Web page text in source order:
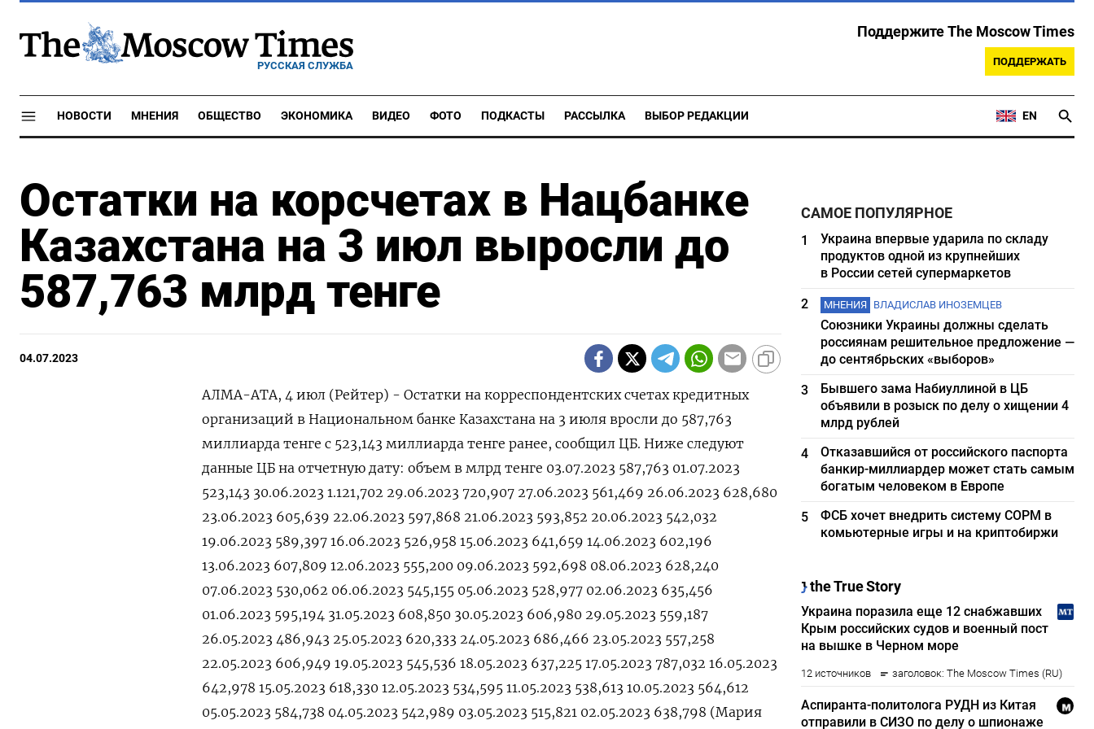
РУССКАЯ СЛУЖБА
Поддержите The Moscow Times
ПОДДЕРЖАТЬ
НОВОСТИ МНЕНИЯ ОБЩЕСТВО ЭКОНОМИКА ВИДЕО ФОТО ПОДКАСТЫ РАССЫЛКА ВЫБОР РЕДАКЦИИ EN
Остатки на корсчетах в Нацбанке
Казахстана на 3 июл выросли до
587,763 млрд тенге
04.07.2023
АЛМА-АТА, 4 июл (Рейтер) - Остатки на корреспондентских счетах кредитных
организаций в Национальном банке Казахстана на 3 июля вросли до 587,763
миллиарда тенге с 523,143 миллиарда тенге ранее, сообщил ЦБ. Ниже следуют
данные ЦБ на отчетную дату: объем в млрд тенге 03.07.2023 587,763 01.07.2023
523,143 30.06.2023 1.121,702 29.06.2023 720,907 27.06.2023 561,469 26.06.2023 628,680
23.06.2023 605,639 22.06.2023 597,868 21.06.2023 593,852 20.06.2023 542,032
19.06.2023 589,397 16.06.2023 526,958 15.06.2023 641,659 14.06.2023 602,196
13.06.2023 607,809 12.06.2023 555,200 09.06.2023 592,698 08.06.2023 628,240
07.06.2023 530,062 06.06.2023 545,155 05.06.2023 528,977 02.06.2023 635,456
01.06.2023 595,194 31.05.2023 608,850 30.05.2023 606,980 29.05.2023 559,187
26.05.2023 486,943 25.05.2023 620,333 24.05.2023 686,466 23.05.2023 557,258
22.05.2023 606,949 19.05.2023 545,536 18.05.2023 637,225 17.05.2023 787,032 16.05.2023
642,978 15.05.2023 618,330 12.05.2023 534,595 11.05.2023 538,613 10.05.2023 564,612
05.05.2023 584,738 04.05.2023 542,989 03.05.2023 515,821 02.05.2023 638,798 (Мария
САМОЕ ПОПУЛЯРНОЕ
1
Украина впервые ударила по складу
продуктов одной из крупнейших
в России сетей супермаркетов
2
МНЕНИЯ ВЛАДИСЛАВ ИНОЗЕМЦЕВ
Союзники Украины должны сделать
россиянам решительное предложение —
до сентябрьских «выборов»
3
Бывшего зама Набиуллиной в ЦБ
объявили в розыск по делу о хищении 4
млрд рублей
4
Отказавшийся от российского паспорта
банкир-миллиардер может стать самым
богатым человеком в Европе
5
ФСБ хочет внедрить систему СОРМ в
комьютерные игры и на криптобиржи